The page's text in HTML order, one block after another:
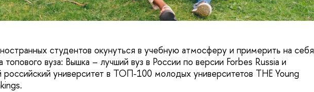
студентов окунуться в учебную атмосферу и примерить на себя
топового вуза: Вышка – лучший вуз в России по версии Forbes Russia и
российский университет в ТОП-100 молодых университетов THE Young